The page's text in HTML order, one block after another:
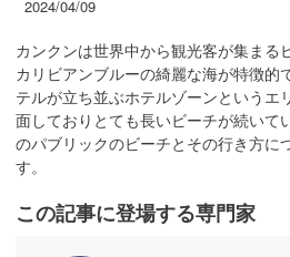
2024/04/09
カンクンは世界中から観光客が集まる
カリビアンブルーの綺麗な海が特徴的
テルが立ち並ぶホテルゾーンというエ
面しておりとても長いビーチが続いて
のパブリックのビーチとその行き方に
す。
この記事に登場する専門家